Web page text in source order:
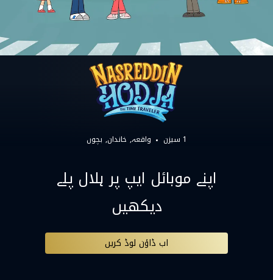
1 سیزن واقعہ خاندان بچوں
اپنے موبائل ایپ پر ہلال پلے
دیکھیں
اب ڈاؤن لوڈ کریں